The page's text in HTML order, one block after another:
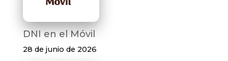
DNI en el Móvil
28 de junio de 2026